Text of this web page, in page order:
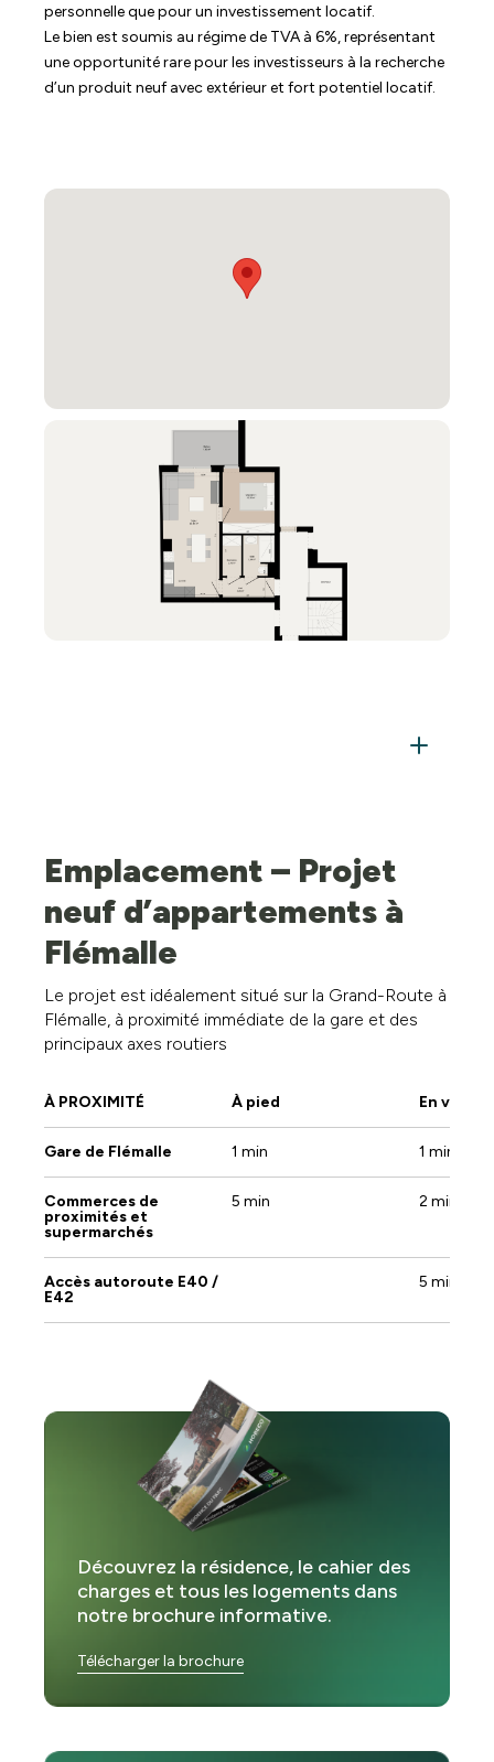
personnelle que pour un investissement locatif.
Le bien est soumis au régime de TVA à 6%, représentant
une opportunité rare pour les investisseurs à la recherche
d’un produit neuf avec extérieur et fort potentiel locatif.
Emplacement – Projet
neuf d’appartements à
Flémalle
Le projet est idéalement situé sur la Grand-Route à
Flémalle, à proximité immédiate de la gare et des
principaux axes routiers
À PROXIMITÉ À pied En
Gare de Flémalle 1 min 1 min
Commerces de
proximités et
supermarchés
5 min 2 min
Accès autoroute E40 /
E42
5 min
Découvrez la résidence, le cahier des
charges et tous les logements dans
notre brochure informative.
Télécharger la brochure